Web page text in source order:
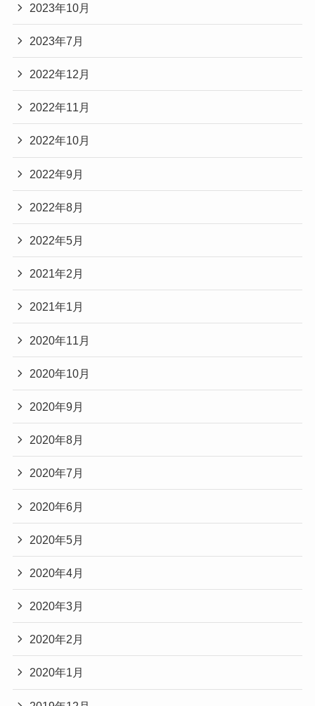
2023年10月
2023年7月
2022年12月
2022年11月
2022年10月
2022年9月
2022年8月
2022年5月
2021年2月
2021年1月
2020年11月
2020年10月
2020年9月
2020年8月
2020年7月
2020年6月
2020年5月
2020年4月
2020年3月
2020年2月
2020年1月